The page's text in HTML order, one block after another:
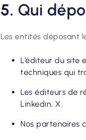
5. Qui
Les entités déposant
L’éditeur du site
techniques qui
Les éditeurs de
Linkedin, X.
Nos partenaires